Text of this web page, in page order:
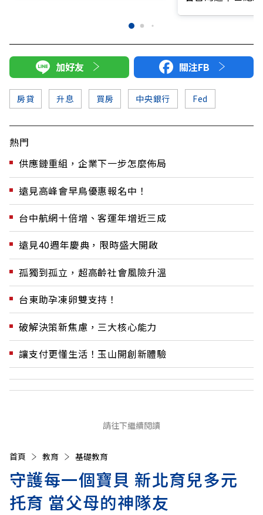
加好友 關注FB
房貸 升息 買房 中央銀行 Fed
熱門
供應鏈重組，企業下一步怎麼佈局
遠見高峰會早鳥優惠報名中！
台中航網十倍增、客運年增近三成
遠見40週年慶典，限時盛大開啟
孤獨到孤立，超高齡社會風險升溫
台東助孕凍卵雙支持！
破解決策新焦慮，三大核心能力
讓支付更懂生活！玉山開創新體驗
請往下繼續閱讀
首頁 教育 基礎教育
守護每一個寶貝 新北育兒多元
托育 當父母的神隊友